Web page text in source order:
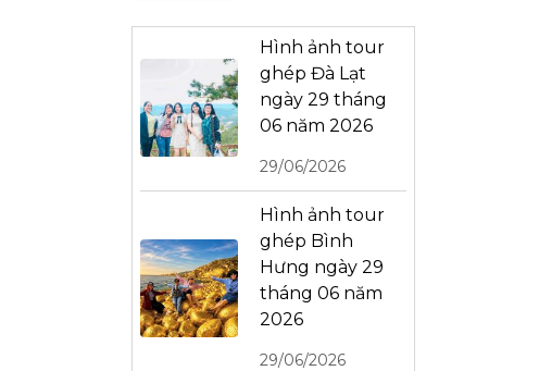
Hình ảnh tour
ghép Đà Lạt
ngày 29 tháng
06 năm 2026
29/06/2026
Hình ảnh tour
ghép Bình
Hưng ngày 29
tháng 06 năm
2026
29/06/2026